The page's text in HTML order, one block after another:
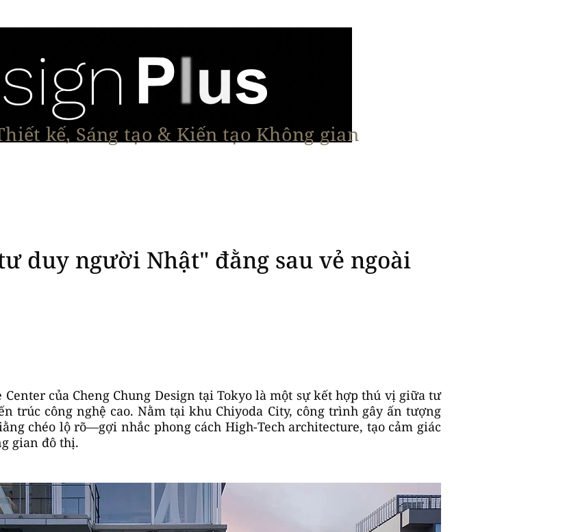
kế, Sáng tạo & Kiến tạo Không gian
duy người Nhật" đằng sau vẻ ngoài
Center của Cheng Chung Design tại Tokyo là một sự kết hợp thú vị giữa tư
trúc công nghệ cao. Nằm tại khu Chiyoda City, công trình gây ấn tượng
chéo lộ rõ—gợi nhắc phong cách High-Tech architecture, tạo cảm giác
gian đô thị.